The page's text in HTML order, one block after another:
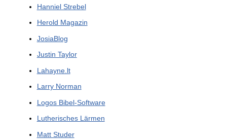
Hanniel Strebel
Herold Magazin
JosiaBlog
Justin Taylor
Lahayne.lt
Larry Norman
Logos Bibel-Software
Lutherisches Lärmen
Matt Studer